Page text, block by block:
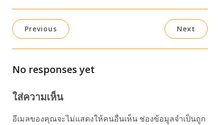
Previous Next
No responses yet
ใส่ความเห็น
อีเมลของคุณจะไม่แสดงให้คนอื่นเห็น ช่องข้อมูลจำเป็นถูก